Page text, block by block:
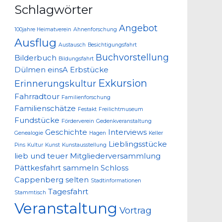
Schlagwörter
100jahre Heimatverein Ahnenforschung Angebot
Ausflug Austausch Besichtigungsfahrt
Bilderbuch Bildungsfahrt Buchvorstellung
Dülmen einsA Erbstücke
Erinnerungskultur Exkursion
Fahrradtour Familienforschung
Familienschätze Festakt Freilichtmuseum
Fundstücke Förderverein Gedenkveranstaltung
Genealogie Geschichte Hagen Interviews Keller
Pins Kultur Kunst Kunstausstellung Lieblingsstücke
lieb und teuer Mitgliederversammlung
Pättkesfahrt sammeln Schloss
Cappenberg selten Stadtinformationen
Stammtisch Tagesfahrt
Veranstaltung Vortrag